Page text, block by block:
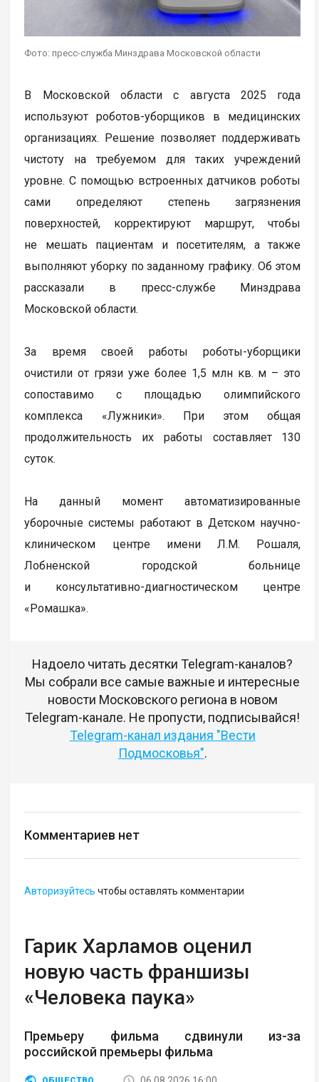
Фото: пресс-служба Минздрава Московской области
В Московской области с августа 2025 года
используют роботов-уборщиков в медицинских
организациях. Решение позволяет поддерживать
чистоту на требуемом для таких учреждений
уровне. С помощью встроенных датчиков роботы
сами определяют степень загрязнения
поверхностей, корректируют маршрут, чтобы
не мешать пациентам и посетителям, а также
выполняют уборку по заданному графику. Об этом
рассказали в пресс-службе Минздрава
Московской области.
За время своей работы роботы-уборщики
очистили от грязи уже более 1,5 млн кв. м – это
сопоставимо с площадью олимпийского
комплекса «Лужники». При этом общая
продолжительность их работы составляет 130
суток.
На данный момент автоматизированные
уборочные системы работают в Детском научно-
клиническом центре имени Л.М. Рошаля,
Лобненской городской больнице
и консультативно-диагностическом центре
«Ромашка».
Надоело читать десятки Telegram-каналов?
Мы собрали все самые важные и интересные
новости Московского региона в новом
Telegram-канале. Не пропусти, подписывайся!
Telegram-канал издания "Вести
Подмосковья".
Комментариев нет
Авторизуйтесь чтобы оставлять комментарии
Гарик Харламов оценил
новую часть франшизы
«Человека паука»
Премьеру фильма сдвинули из-за
российской премьеры фильма